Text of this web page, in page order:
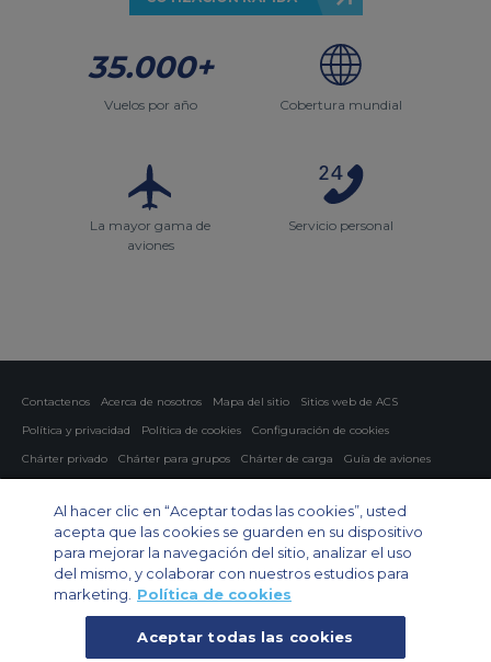
35.000+
Vuelos por año Cobertura mundial
La mayor gama de
aviones
Servicio personal
Contactenos Acerca de nosotros Mapa del sitio
Sitios web de ACS
Política y privacidad
Política de cookies
Configuración de cookies
Chárter privado
Chárter para grupos Chárter de carga Guía de aviones
Private Charter App
© 2026 Air Charter Service | España - Servicios de Charter Aereo S.L |
Al hacer clic en “Aceptar todas las cookies”, usted
acepta que las cookies se guarden en su dispositivo
para mejorar la navegación del sitio, analizar el uso
del mismo, y colaborar con nuestros estudios para
marketing.
Política de cookies
Aceptar todas las cookies